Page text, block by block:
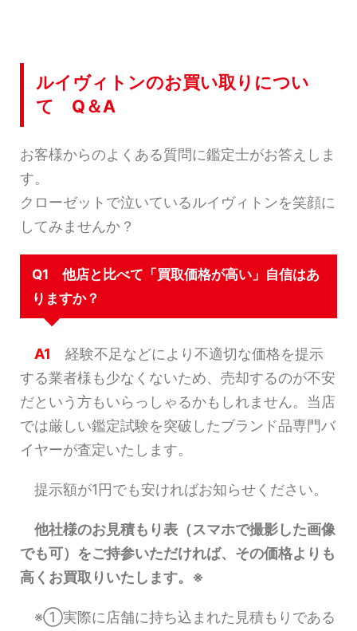
ルイヴィトンのお買い取りについ
て Q＆A
お客様からのよくある質問に鑑定士がお答えしま
す。
クローゼットで泣いているルイヴィトンを笑顔に
してみませんか？
Q1 他店と比べて「買取価格が高い」自信はあ
りますか？
A1 経験不足などにより不適切な価格を提示
する業者様も少なくないため、売却するのが不安
だという方もいらっしゃるかもしれません。当店
では厳しい鑑定試験を突破したブランド品専門バ
イヤーが査定いたします。
提示額が1円でも安ければお知らせください。
他社様のお見積もり表（スマホで撮影した画像
でも可）をご持参いただければ、その価格よりも
高くお買取りいたします。※
※①実際に店舗に持ち込まれた見積もりである